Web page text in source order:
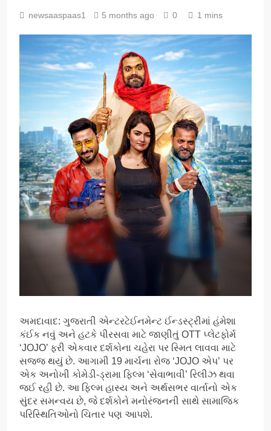
newsaaspaas1 5 months ago 0 1 mins
અમદાવાદ: ગુજરાતી એન્ટરટેઈનમેન્ટ ઈન્ડસ્ટ્રીમાં હંમેશા
કંઈક નવું અને હટકે પીરસવા માટે જાણીતું OTT પ્લેટફોર્મ
‘JOJO’ ફરી એકવાર દર્શકોના ચહેરા પર સ્મિત લાવવા માટે
સજ્જ થયું છે. આગામી 19 માર્ચના રોજ ‘JOJO એપ’ પર
એક અનોખી કોમેડી-ડ્રામા ફિલ્મ ‘સેવાભાવી’ રિલીઝ થવા
જઈ રહી છે. આ ફિલ્મ હાસ્ય અને અર્થસભર વાર્તાનો એક
સુંદર સમન્વય છે, જે દર્શકોને મનોરંજનની સાથે સામાજિક
પરિસ્થિતિઓનો ચિતાર પણ આપશે.